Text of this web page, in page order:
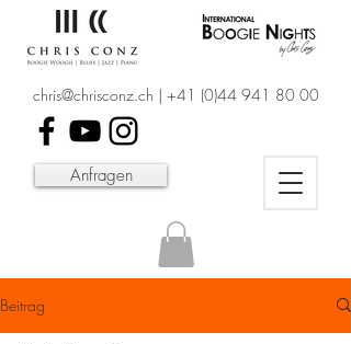
Anfragen
chris@chrisconz.ch | +41 (0)44 941 80 00
Beitrag